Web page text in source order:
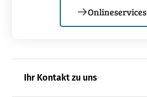
Onlineservices
Ihr Kontakt zu uns